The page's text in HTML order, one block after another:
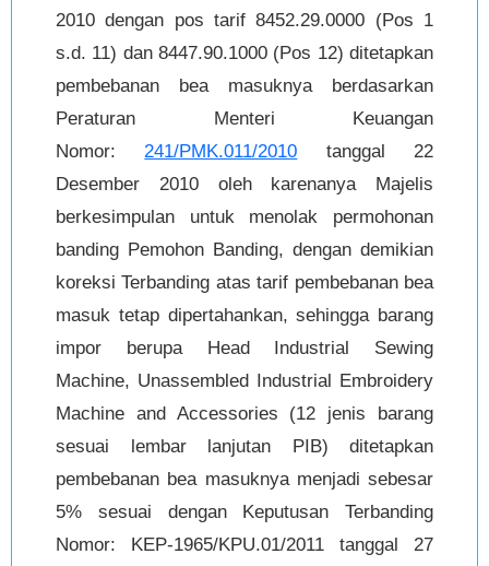
2010 dengan pos tarif 8452.29.0000 (Pos 1
s.d. 11) dan 8447.90.1000 (Pos 12) ditetapkan
pembebanan bea masuknya berdasarkan
Peraturan Menteri Keuangan
Nomor:241/PMK.011/2010 tanggal 22
Desember 2010 oleh karenanya Majelis
berkesimpulan untuk menolak permohonan
banding Pemohon Banding, dengan demikian
koreksi Terbanding atas tarif pembebanan bea
masuk tetap dipertahankan, sehingga barang
impor berupa Head Industrial Sewing
Machine, Unassembled Industrial Embroidery
Machine and Accessories (12 jenis barang
sesuai lembar lanjutan PIB) ditetapkan
pembebanan bea masuknya menjadi sebesar
5% sesuai dengan Keputusan Terbanding
Nomor: KEP-1965/KPU.01/2011 tanggal 27